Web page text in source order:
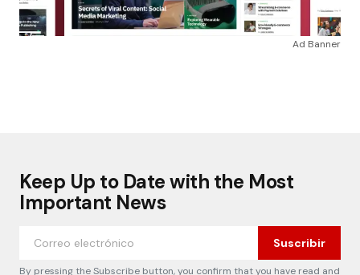
Ad Banner
Keep Up to Date with the Most
Important News
Suscribir
By pressing the Subscribe button, you confirm that you have read and